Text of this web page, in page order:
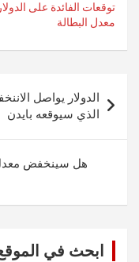
توقعات الفائدة على الدولار
معدل البطالة
المقالات
الدولار يواصل
الذي سيوقعه بايدن
هل سينخفض معدل
ابحث في